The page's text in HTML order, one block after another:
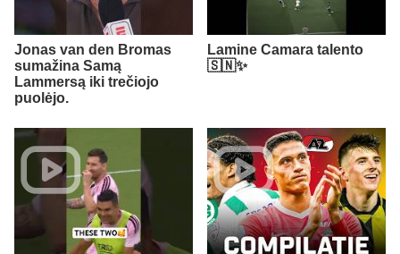
Jonas van den Bromas
sumažina Samą
Lammersą iki trečiojo
puolėjo.
Lamine Camara talento
🇸🇳✨